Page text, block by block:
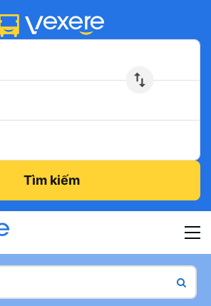
Tìm kiếm